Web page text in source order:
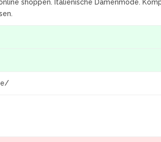
shoppen. Italienische Damenmode.